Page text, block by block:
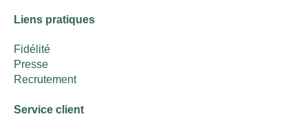
Liens pratiques
Fidélité
Presse
Recrutement
Service client